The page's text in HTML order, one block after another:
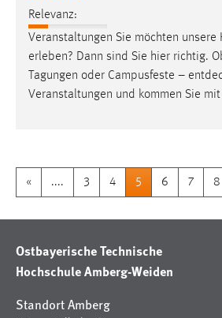
Relevanz:
Veranstaltungen Sie möchten unsere
erleben? Dann sind Sie hier richtig.
Tagungen oder Campusfeste –
Veranstaltungen und kommen Sie
« .... 3 4 5 6 7 8
Ostbayerische Technische
Hochschule Amberg-Weiden
Standort Amberg